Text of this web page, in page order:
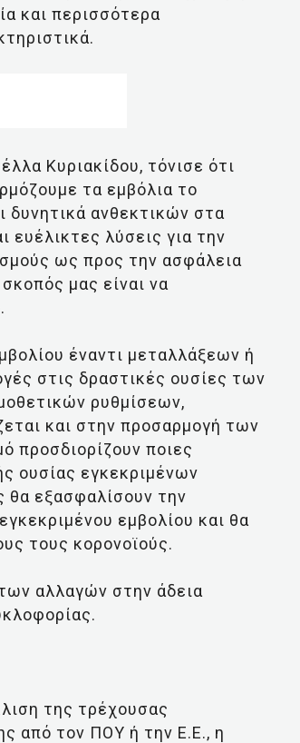
και περισσότερα
Κυριακίδου, τόνισε ότι
τα εμβόλια το
δυνητικά ανθεκτικών στα
ευέλικτες λύσεις για την
ως προς την ασφάλεια
μας είναι να
έναντι μεταλλάξεων ή
στις δραστικές ουσίες των
ρυθμίσεων,
και στην προσαρμογή των
προσδιορίζουν ποιες
ουσίας εγκεκριμένων
θα εξασφαλίσουν την
εμβολίου και θα
τους κορονοϊούς.
αλλαγών στην άδεια
της τρέχουσας
από τον ΠΟΥ ή την Ε.Ε., η